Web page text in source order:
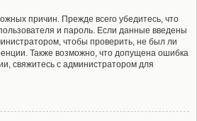
причин. Прежде всего убедитесь, что
и пароль. Если данные введены
чтобы проверить, не был ли
Также возможно, что допущена ошибка
свяжитесь с администратором для